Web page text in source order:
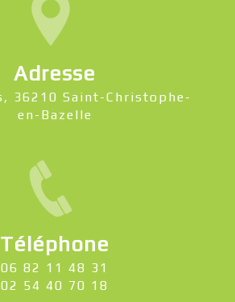
Adresse
en-Bazelle
Téléphone
06 82 11 48 31
02 54 40 70 18